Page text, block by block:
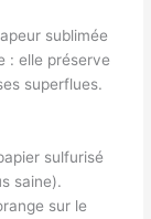
sublimée
: elle préserve
superflues.
sulfurisé
saine).
sur le